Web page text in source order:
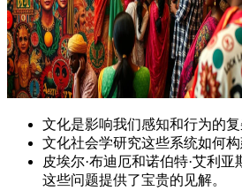
文化是影响我们感知和行为的复
文化社会学研究这些系统如何构
皮埃尔·布迪厄和诺伯特·艾利
这些问题提供了宝贵的见解。